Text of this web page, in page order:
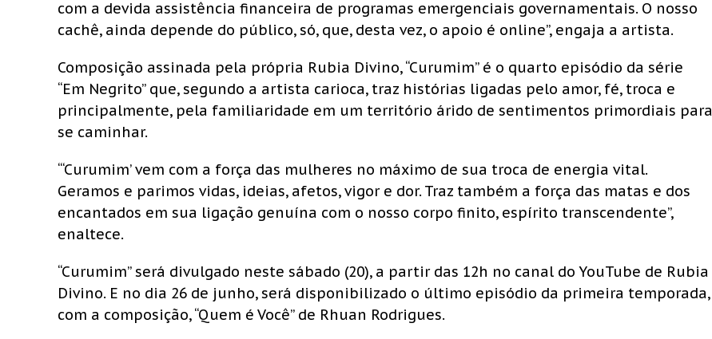
com a devida assistência financeira de programas emergenciais governamentais. O nosso
cachê, ainda depende do público, só, que, desta vez, o apoio é online”, engaja a artista.
Composição assinada pela própria Rubia Divino, “Curumim” é o quarto episódio da série
“Em Negrito” que, segundo a artista carioca, traz histórias ligadas pelo amor, fé, troca e
principalmente, pela familiaridade em um território árido de sentimentos primordiais para
se caminhar.
“‘Curumim’ vem com a força das mulheres no máximo de sua troca de energia vital.
Geramos e parimos vidas, ideias, afetos, vigor e dor. Traz também a força das matas e dos
encantados em sua ligação genuína com o nosso corpo finito, espírito transcendente”,
enaltece.
“Curumim” será divulgado neste sábado (20), a partir das 12h no canal do YouTube de Rubia
Divino. E no dia 26 de junho, será disponibilizado o último episódio da primeira temporada,
com a composição, “Quem é Você” de Rhuan Rodrigues.